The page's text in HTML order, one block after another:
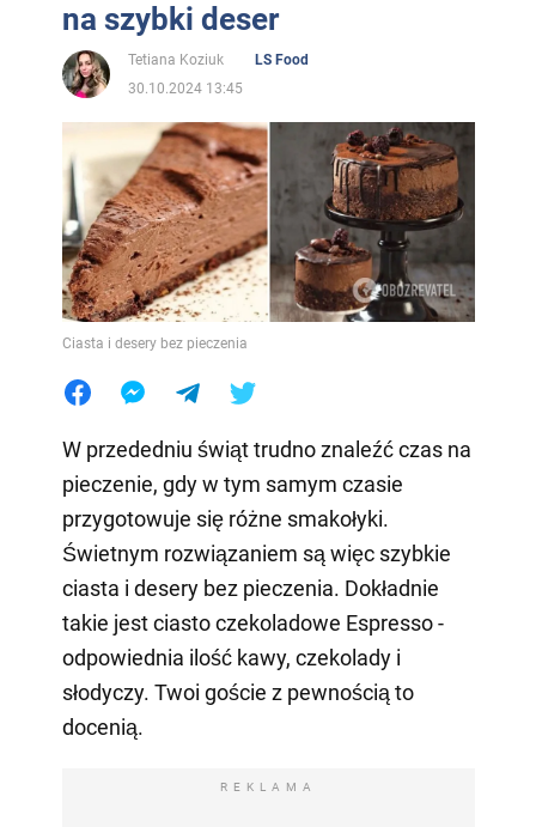
na szybki deser
Tetiana Koziuk
LS Food
30.10.2024 13:45
Ciasta i desery bez pieczenia
W przededniu świąt trudno znaleźć czas na
pieczenie, gdy w tym samym czasie
przygotowuje się różne smakołyki.
Świetnym rozwiązaniem są więc szybkie
ciasta i desery bez pieczenia. Dokładnie
takie jest ciasto czekoladowe Espresso -
odpowiednia ilość kawy, czekolady i
słodyczy. Twoi goście z pewnością to
docenią.
REKLAMA